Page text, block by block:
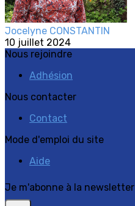
Jocelyne CONSTANTIN
10 juillet 2024
Nous rejoindre
Adhésion
Nous contacter
Contact
Mode d'emploi du site
Aide
Je m'abonne à la newsletter